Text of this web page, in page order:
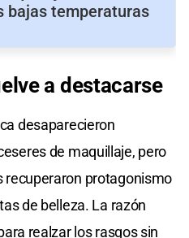
bajas temperaturas
a destacarse
desaparecieron
de maquillaje, pero
protagonismo
de belleza. La razón
realzar los rasgos sin